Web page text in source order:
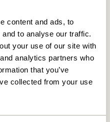
content and ads, to
to analyse our traffic.
your use of our site with
analytics partners who
that you’ve
collected from your use